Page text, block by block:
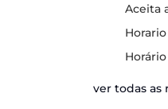
Aceita
ver todas as